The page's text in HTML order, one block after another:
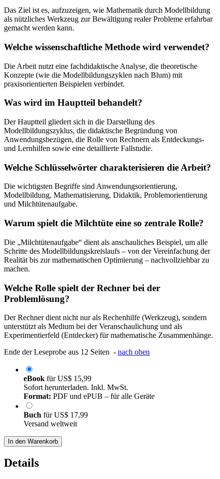
Das Ziel ist es, aufzuzeigen, wie Mathematik durch Modellbildung
als nützliches Werkzeug zur Bewältigung realer Probleme erfahrbar
gemacht werden kann.
Welche wissenschaftliche Methode wird verwendet?
Die Arbeit nutzt eine fachdidaktische Analyse, die theoretische
Konzepte (wie die Modellbildungszyklen nach Blum) mit
praxisorientierten Beispielen verbindet.
Was wird im Hauptteil behandelt?
Der Hauptteil gliedert sich in die Darstellung des
Modellbildungszyklus, die didaktische Begründung von
Anwendungsbezügen, die Rolle von Rechnern als Entdeckungs-
und Lernhilfen sowie eine detaillierte Fallstudie.
Welche Schlüsselwörter charakterisieren die Arbeit?
Die wichtigsten Begriffe sind Anwendungsorientierung,
Modellbildung, Mathematisierung, Didaktik, Problemorientierung
und Milchtütenaufgabe.
Warum spielt die Milchtüte eine so zentrale Rolle?
Die „Milchtütenaufgabe“ dient als anschauliches Beispiel, um alle
Schritte des Modellbildungskreislaufs – von der Vereinfachung der
Realität bis zur mathematischen Optimierung – nachvollziehbar zu
machen.
Welche Rolle spielt der Rechner bei der
Problemlösung?
Der Rechner dient nicht nur als Rechenhilfe (Werkzeug), sondern
unterstützt als Medium bei der Veranschaulichung und als
Experimentierfeld (Entdecker) für mathematische Zusammenhänge.
Ende der Leseprobe aus 12 Seiten - nach oben
eBook fürUS$ 15,99
Sofort herunterladen. Inkl. MwSt.
Format: PDF und ePUB – für alle Geräte
Buch fürUS$ 17,99
Versand weltweit
In den Warenkorb
Details